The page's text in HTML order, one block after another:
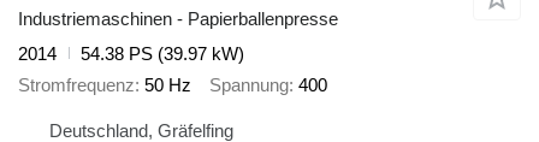
Industriemaschinen - Papierballenpresse
2014
54.38 PS (39.97 kW)
Stromfrequenz 50 Hz Spannung 400
Deutschland, Gräfelfing